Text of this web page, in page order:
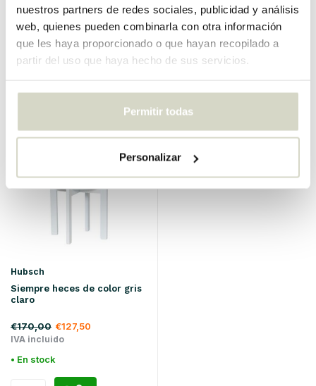
nuestros partners de redes sociales, publicidad y análisis
web, quienes pueden combinarla con otra información
que les haya proporcionado o que hayan recopilado a
partir del uso que haya hecho de sus servicios.
Permitir todas
Personalizar
Escritorio Poke natural
€310,00 €232,50
IVA incluido
• En stock
Hubsch
Siempre heces de color gris
claro
€170,00 €127,50
IVA incluido
• En stock